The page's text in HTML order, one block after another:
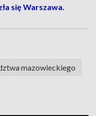
się Warszawa.
mazowieckiego